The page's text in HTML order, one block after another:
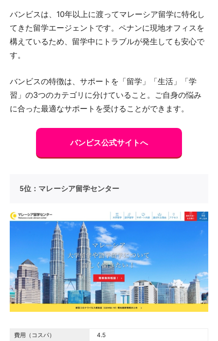
バンビスは、10年以上に渡ってマレーシア留学に特化し
てきた留学エージェントです。ペナンに現地オフィスを
構えているため、留学中にトラブルが発生しても安心で
す。
バンビスの特徴は、サポートを「留学」「生活」「学
習」の3つのカテゴリに分けていること。ご自身の悩み
に合った最適なサポートを受けることができます。
バンビス公式サイトへ
5位：マレーシア留学センター
費用（コスパ） 4.5 out of 5.0 stars
4.5